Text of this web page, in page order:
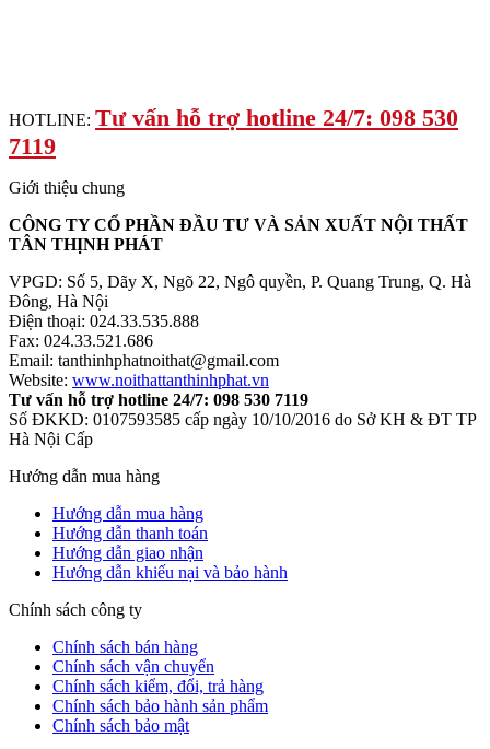
HOTLINE: Tư vấn hỗ trợ hotline 24/7: 098 530
7119
Giới thiệu chung
CÔNG TY CỔ PHẦN ĐẦU TƯ VÀ SẢN XUẤT NỘI THẤT
TÂN THỊNH PHÁT
VPGD: Số 5, Dãy X, Ngõ 22, Ngô quyền, P. Quang Trung, Q. Hà
Đông, Hà Nội
Điện thoại: 024.33.535.888
Fax: 024.33.521.686
Email: tanthinhphatnoithat@gmail.com
Website: www.noithattanthinhphat.vn
Tư vấn hỗ trợ hotline 24/7: 098 530 7119
Số ĐKKD: 0107593585 cấp ngày 10/10/2016 do Sở KH & ĐT TP
Hà Nội Cấp
Hướng dẫn mua hàng
Hướng dẫn mua hàng
Hướng dẫn thanh toán
Hướng dẫn giao nhận
Hướng dẫn khiếu nại và bảo hành
Chính sách công ty
Chính sách bán hàng
Chính sách vận chuyển
Chính sách kiểm, đổi, trả hàng
Chính sách bảo hành sản phẩm
Chính sách bảo mật